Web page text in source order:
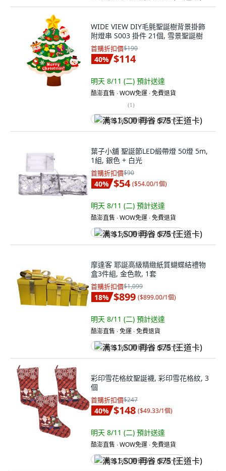
WIDE VIEW DIY毛氈聖誕樹背景掛飾
附燈串 S003 掛件 21個, 雪景聖誕樹
首購折扣價$190
40% $114
明天 8/11 (二) 預計送達
酷澎直售 ∙ WOW免運 ∙ 免費退貨
(1)
满 $1,500 再省 $75 (王道卡)
葉子小舖 聖誕節LED緞帶燈 50燈 5m,
1組, 銀色 + 白光
首購折扣價$90
40% $54 ($54.00/1個)
明天 8/11 (二) 預計送達
酷澎直售 ∙ WOW免運 ∙ 免費退貨
满 $1,500 再省 $75 (王道卡)
摩達客 耶誕高級精緻紙質蝴蝶結禮物
盒3件組, 金色款, 1套
首購折扣價$1,099
18% $899 ($899.00/1個)
明天 8/11 (二) 預計送達
酷澎直售 ∙ 免運 ∙ 免費退貨
满 $1,500 再省 $75 (王道卡)
彩印雪花格紋聖誕襪, 彩印雪花格紋, 3
個
首購折扣價$247
40% $148 ($49.33/1個)
明天 8/11 (二) 預計送達
酷澎直售 ∙ WOW免運 ∙ 免費退貨
满 $1,500 再省 $75 (王道卡)